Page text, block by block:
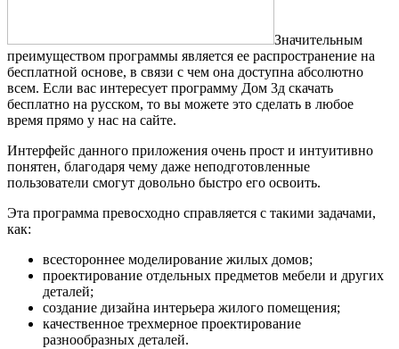
Значительным
преимуществом программы является ее распространение на
бесплатной основе, в связи с чем она доступна абсолютно
всем. Если вас интересует программу Дом 3д скачать
бесплатно на русском, то вы можете это сделать в любое
время прямо у нас на сайте.
Интерфейс данного приложения очень прост и интуитивно
понятен, благодаря чему даже неподготовленные
пользователи смогут довольно быстро его освоить.
Эта программа превосходно справляется с такими задачами,
как:
всестороннее моделирование жилых домов;
проектирование отдельных предметов мебели и других
деталей;
создание дизайна интерьера жилого помещения;
качественное трехмерное проектирование
разнообразных деталей.